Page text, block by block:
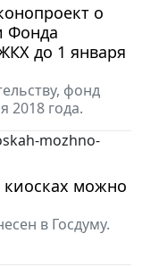
о
Фонда
до 1 января
фонд
2018 года.
киосках можно
в Госдуму.